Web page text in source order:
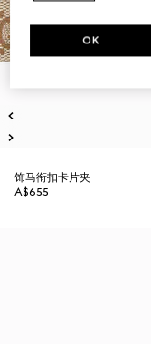
饰马衔扣卡片夹
A$655
OK